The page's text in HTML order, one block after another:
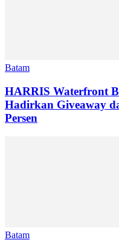
Batam
HARRIS Waterfront
Hadirkan Giveaway
Persen
Batam